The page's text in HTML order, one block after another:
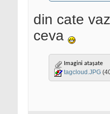
din cate
ceva
Imagini atașate
tagcloud.JPG